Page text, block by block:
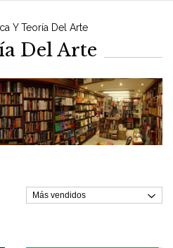
Y Teoría Del Arte
Del Arte